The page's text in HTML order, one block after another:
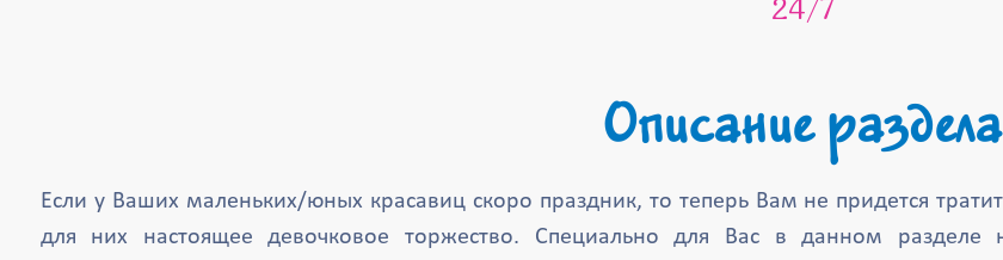
24/7
Описание раздела
Если у Ваших маленьких/юных красавиц скоро праздник, то теперь Вам не придется
для них настоящее девочковое торжество. Специально для Вас в данном разделе